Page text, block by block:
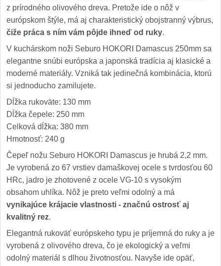
z prírodného olivového dreva. Pretože ide o nôž v
európskom štýle, má aj charakteristický obojstranný výbrus,
čiže práca s ním vám pôjde ihneď od ruky.
V kuchárskom noži Seburo HOKORI Damascus 250mm sa
elegantne snúbi európska a japonská tradícia aj klasické a
moderné materiály. Vzniká tak jedinečná kombinácia, ktorú
si jednoducho zamilujete.
Dĺžka rukoväte: 130 mm
Dĺžka čepele: 250 mm
Celková dĺžka: 380 mm
Hmotnosť: 240 g
Čepeľ nožu Seburo HOKORI Damascus je hrubá 2,2 mm.
Je vyrobená zo 67 vrstiev damaškovej ocele s tvrdosťou 60
HRc, jadro je zhotovené z ocele VG-10 s vysokým
obsahom uhlíka. Nôž je preto veľmi odolný a má
vynikajúce krájacie vlastnosti - značnú ostrosť aj
kvalitný rez.
Elegantná rukoväť európskeho typu je príjemná do ruky a je
vyrobená z olivového dreva, čo je ekologický a veľmi
odolný materiál s dlhou životnosťou. Navyše ide opäť,